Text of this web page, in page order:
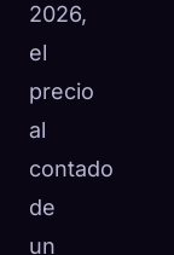
2026,
el
precio
al
contado
de
un